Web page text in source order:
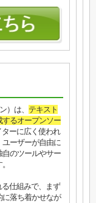
）は、 テキスト
るオープンソー
ーに広く使われ
ユーザーが自由に
のツールやサー
仕組みで、まず
に落ち着かせなが